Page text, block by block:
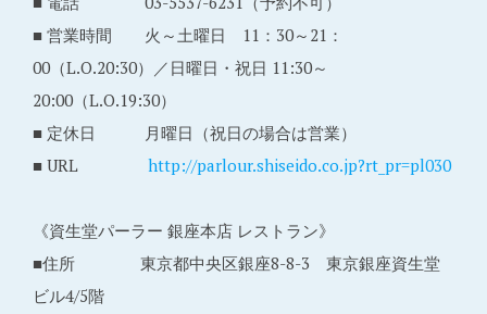
■ 営業時間 火～土曜日 11：30～21：
00（L.O.20:30）／日曜日・祝日 11:30～
20:00（L.O.19:30）
■ 定休日 月曜日（祝日の場合は営業）
■ URL http://parlour.shiseido.co.jp?rt_pr=pl030
《資生堂パーラー 銀座本店 レストラン》
■住所 東京都中央区銀座8-8-3 東京銀座資生堂
ビル4/5階